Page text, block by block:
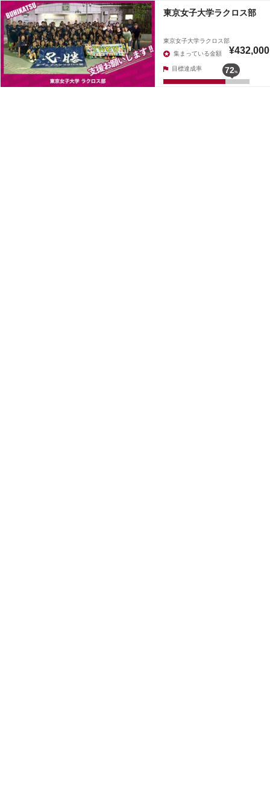
東京女子大学ラクロス部
東京女子大学ラクロス部
集まっている金額
¥432,000
目標達成率 72%